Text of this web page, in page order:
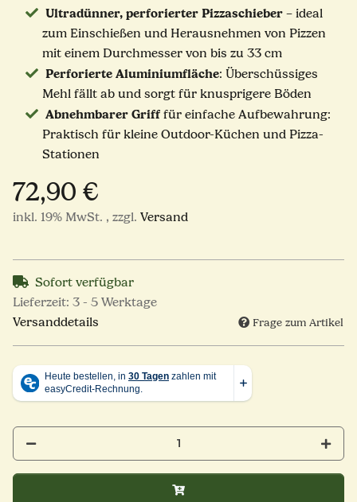
Ultradünner, perforierter Pizzaschieber– ideal
zum Einschießen und Herausnehmen von Pizzen
mit einem Durchmesser von bis zu 33 cm
Perforierte Aluminiumfläche: Überschüssiges
Mehl fällt ab und sorgt für knusprigere Böden
Abnehmbarer Griff für einfache Aufbewahrung:
Praktisch für kleine Outdoor-Küchen und Pizza-
Stationen
72,90 €
inkl. 19% MwSt. , zzgl. Versand
Sofort verfügbar
Lieferzeit: 3 - 5 Werktage
Versanddetails
Frage zum Artikel